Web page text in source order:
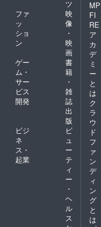
ツ
ファ
ッ
ショ
ン
映
像
・
映
画
ゲー
ム・
サー
ビス
開発
書
籍
・
雑
誌
出
版
ビジ
ネ
ス・
起業
ビ
ュ
ー
テ
ィ
ー
・
ヘ
ル
ス
MP
FI
RE
ア
カ
デ
ミ
ー
と
は
ク
ラ
ウ
ド
フ
ァ
ン
デ
ィ
ン
グ
と
は